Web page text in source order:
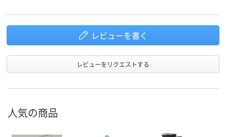
レビューを書く
レビューをリクエストする
人気の商品